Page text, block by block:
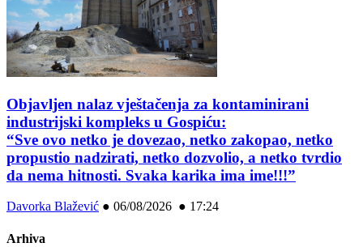
Objavljen nalaz vještačenja za kontaminirani
industrijski kompleks u Gospiću:
“Sve ovo netko je dovezao, netko zakopao, netko
propustio nadzirati, netko dozvolio, a netko tvrdio
da nema hitnosti. Svaka karika ima ime!!!”
Davorka Blažević ● 06/08/2026 ● 17:24
Arhiva